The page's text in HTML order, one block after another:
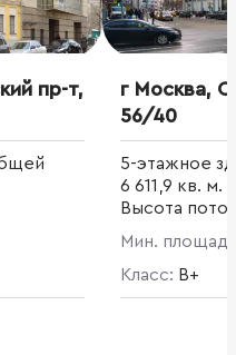
пр-т,
г Москва,
56/40
5-этажное
6 611,9 кв. м.
Высота
лифта
Мин.
Класс: B+